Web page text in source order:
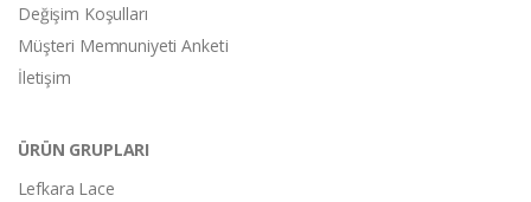
Değişim Koşulları
Müşteri Memnuniyeti Anketi
İletişim
ÜRÜN GRUPLARI
Lefkara Lace